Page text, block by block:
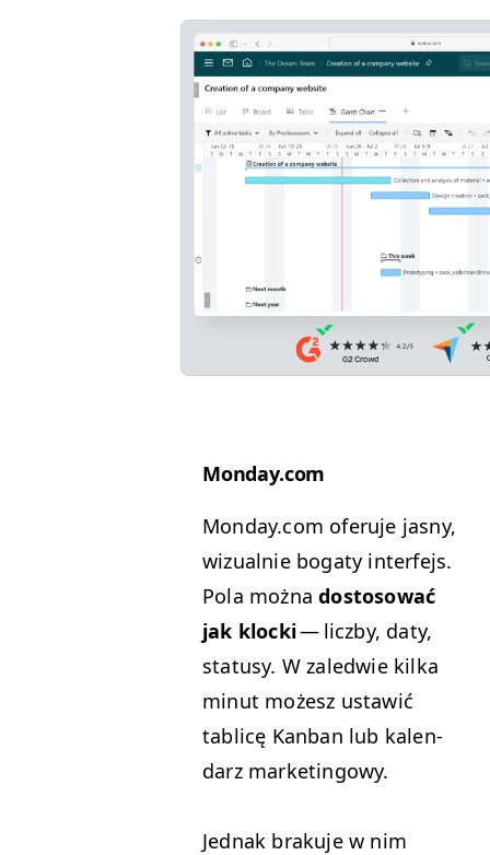
Mon​day​.com
Mon​day​.com ofer­u­je jas­ny,
wiz­ual­nie bogaty inter­fe­js.
Pola moż­nados­tosować
jak kloc­ki— licz­by, daty,
sta­tusy. W zaled­wie kil­ka
min­ut możesz ustaw­ić
tablicę Kan­ban lub kalen­
darz marketingowy.
Jed­nak braku­je w nim